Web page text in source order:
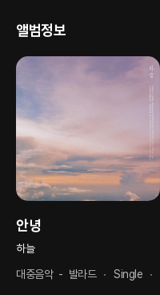
앨범정보
안녕
하늘
대중음악- 발라드 Single